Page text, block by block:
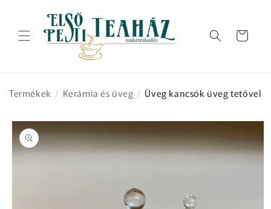
tartalomhoz
Kosár
Termékek / Kerámia és üveg / Üveg kancsók üveg tetővel
Kihagyás, és
ugrás a
termékadatokra